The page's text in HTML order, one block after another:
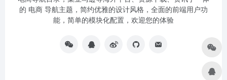
的 电商 导航主题，简约优雅的设计风格，全面的前端用户功
能，简单的模块化配置，欢迎您的体验